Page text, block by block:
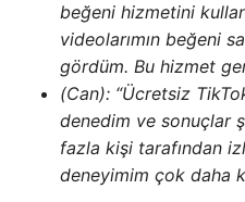
beğeni hizmetini
videolarımın beğeni
gördüm. Bu hizmet
(Can): “Ücretsiz
denedim ve sonuçlar
fazla kişi tarafından
deneyimim çok daha